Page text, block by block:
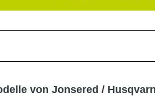
von Jonsered /